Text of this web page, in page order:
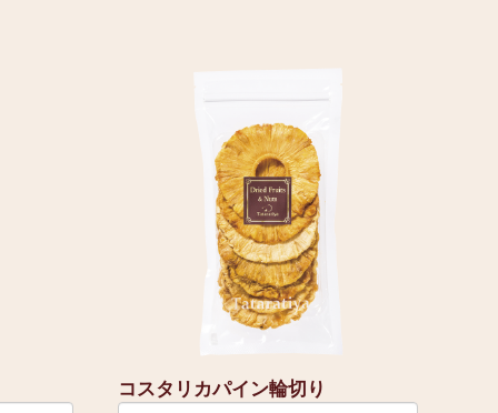
コスタリカパイン輪切り